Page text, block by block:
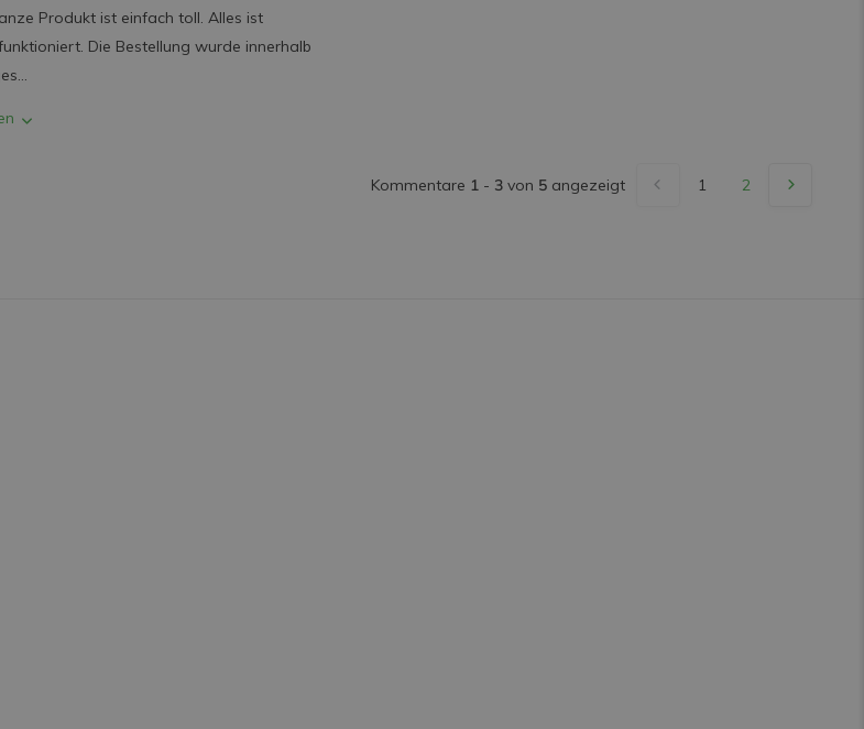
Produkt ist einfach toll. Alles ist
Die Bestellung wurde innerhalb
Kommentare 1 - 3 von 5 angezeigt 1 2